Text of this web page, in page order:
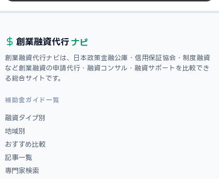
創業融資代行 ナビ
創業融資代行ナビは、日本政策金融公庫・信用保証協会・制度融資
など創業融資の申請代行・融資コンサル・融資サポートを比較でき
る総合サイトです。
補助金ガイド一覧
融資タイプ別
地域別
おすすめ比較
記事一覧
専門家検索